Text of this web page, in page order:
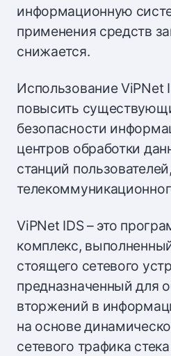
информационную
применения средств
снижается.
Использование ViPNet
повысить
безопасности
центров обработки
станций
ViPNet IDS – это
комплекс,
стоящего сетевого
предназначенный для
вторжений в
на основе
сетевого трафика